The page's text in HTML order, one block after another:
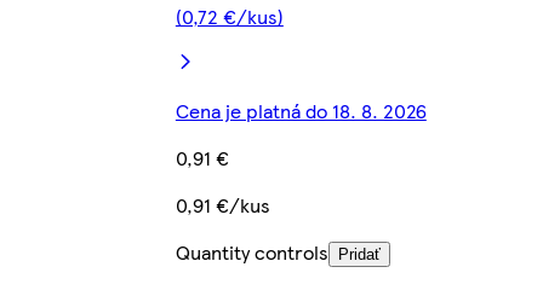
(0,72 €/kus)
Cena je platná do 18. 8. 2026
0,91 €
0,91 €/kus
Quantity controls
Pridať